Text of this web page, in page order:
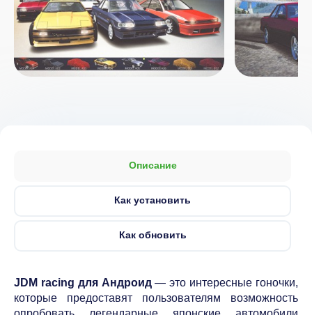
Описание
Как установить
Как обновить
JDM racing для Андроид— это интересные гоночки,
которые предоставят пользователям возможность